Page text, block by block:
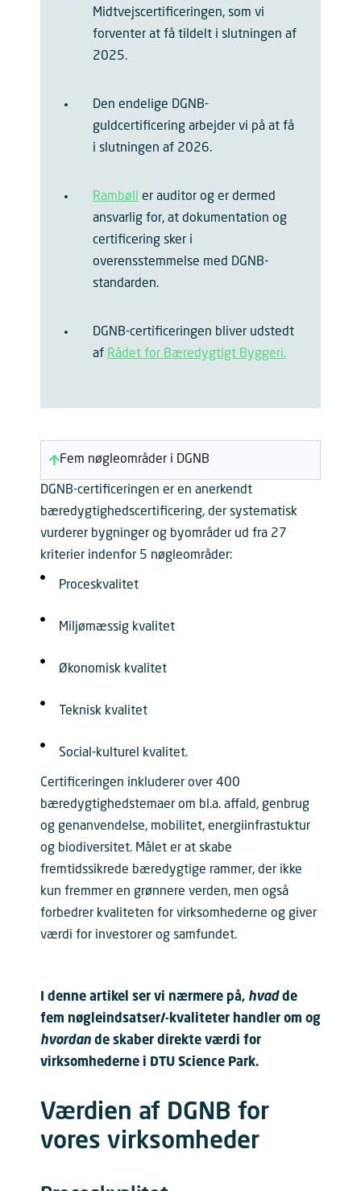
Midtvejscertificeringen, som vi
forventer at få tildelt i slutningen af
2025.
Den endelige DGNB-
guldcertificering arbejder vi på at få
i slutningen af 2026.
Rambøll er auditor og er dermed
ansvarlig for, at dokumentation og
certificering sker i
overensstemmelse med DGNB-
standarden.
DGNB-certificeringen bliver udstedt
af Rådet for Bæredygtigt Byggeri.
Fem nøgleområder i DGNB
DGNB-certificeringen er en anerkendt
bæredygtighedscertificering, der systematisk
vurderer bygninger og byområder ud fra 27
kriterier indenfor 5 nøgleområder:
Proceskvalitet
Miljømæssig kvalitet
Økonomisk kvalitet
Teknisk kvalitet
Social-kulturel kvalitet.
Certificeringen inkluderer over 400
bæredygtighedstemaer om bl.a. affald, genbrug
og genanvendelse, mobilitet, energiinfrastuktur
og biodiversitet. Målet er at skabe
fremtidssikrede bæredygtige rammer, der ikke
kun fremmer en grønnere verden, men også
forbedrer kvaliteten for virksomhederne og giver
værdi for investorer og samfundet.
I denne artikel ser vi nærmere på, hvadde
fem nøgleindsatser/-kvaliteter handler om og
hvordan de skaber direkte værdi for
virksomhederne i DTU Science Park.
Værdien af DGNB for
vores virksomheder